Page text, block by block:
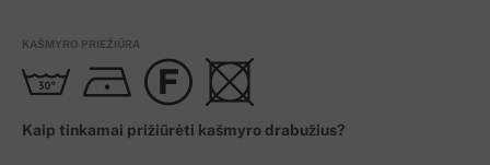
KAŠMYRO PRIEŽIŪRA
Kaip tinkamai prižiūrėti kašmyro drabužius?